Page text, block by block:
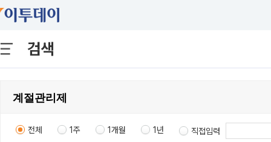
검색
전체 1주 1개월 1년 직접입력